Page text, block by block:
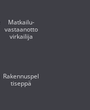
Matkailu-
vastaanotto
virkailija
Rakennuspel
tiseppä